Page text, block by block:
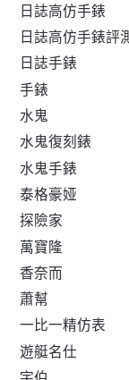
日誌高仿手錶
日誌高仿手錶評
日誌手錶
手錶
水鬼
水鬼復刻錶
水鬼手錶
泰格豪娅
探險家
萬寶隆
香奈而
蕭幫
一比一精仿表
遊艇名仕